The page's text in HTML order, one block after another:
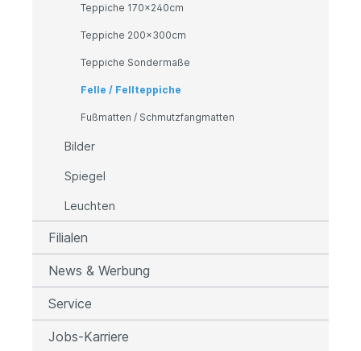
Teppiche 170x240cm
Teppiche 200x300cm
Teppiche Sondermaße
Felle / Fellteppiche
Fußmatten / Schmutzfangmatten
Bilder
Spiegel
Leuchten
Filialen
News & Werbung
Service
Jobs-Karriere